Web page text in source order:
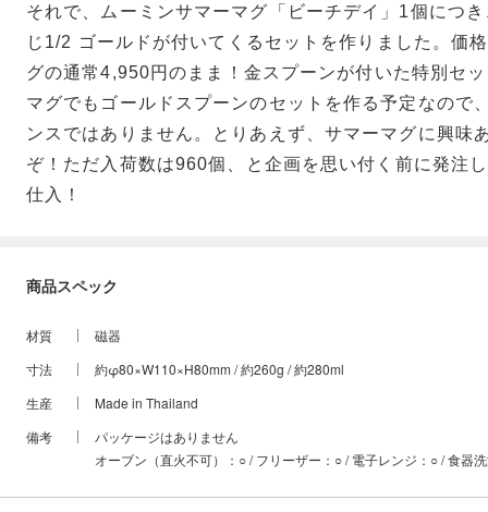
それで、ムーミンサマーマグ「ビーチデイ」1個につ
じ1/2 ゴールドが付いてくるセットを作りました。価
グの通常4,950円のまま！金スプーンが付いた特別セ
マグでもゴールドスプーンのセットを作る予定なので
ンスではありません。とりあえず、サマーマグに興味
ぞ！ただ入荷数は960個、と企画を思い付く前に発注
仕入！
商品スペック
材質
磁器
寸法
約φ80×W110×H80mm / 約260g / 約280ml
生産
Made in Thailand
備考
パッケージはありません
オーブン（直火不可）：○ / フリーザー：○ / 電子レンジ：○ / 食器